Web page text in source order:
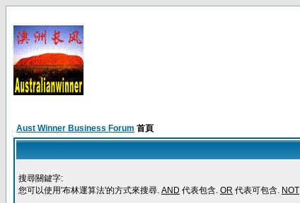
Aust Winner Business Forum 首頁
搜尋關鍵字:
您可以使用'布林運算法'的方式來搜尋. AND 代表包含. OR 代表可包含. NOT